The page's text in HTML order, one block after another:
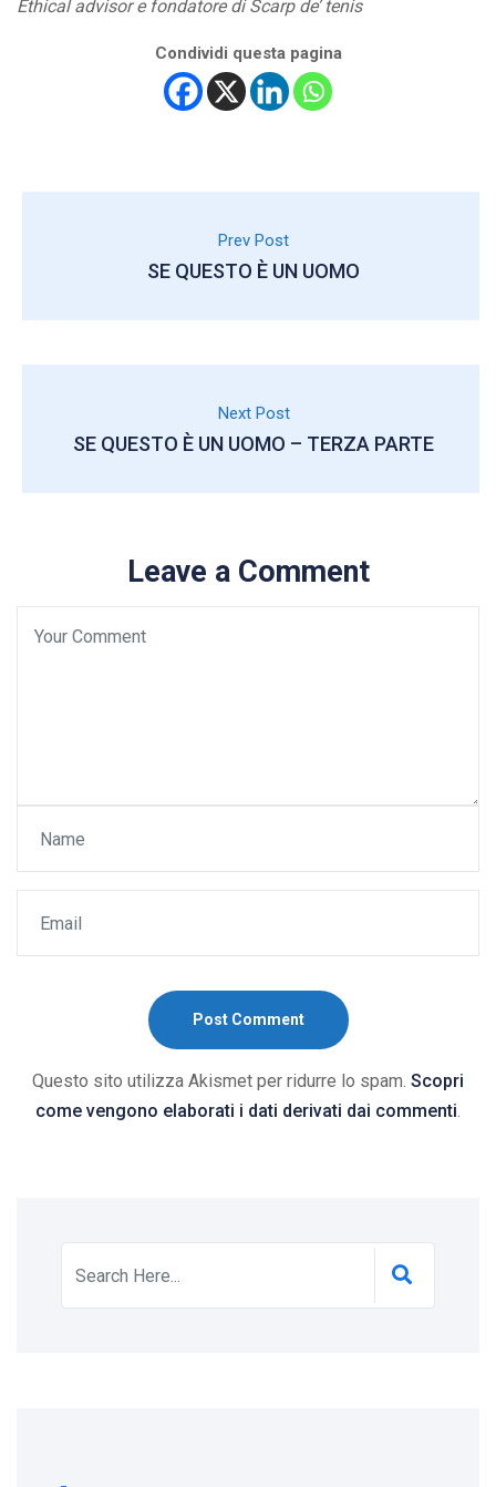
Ethical advisor e fondatore di Scarp de’ tenis
Condividi questa pagina
Prev Post
SE QUESTO È UN UOMO
Next Post
SE QUESTO È UN UOMO – TERZA PARTE
Leave a Comment
Post Comment
Questo sito utilizza Akismet per ridurre lo spam. Scopri
come vengono elaborati i dati derivati dai commenti.